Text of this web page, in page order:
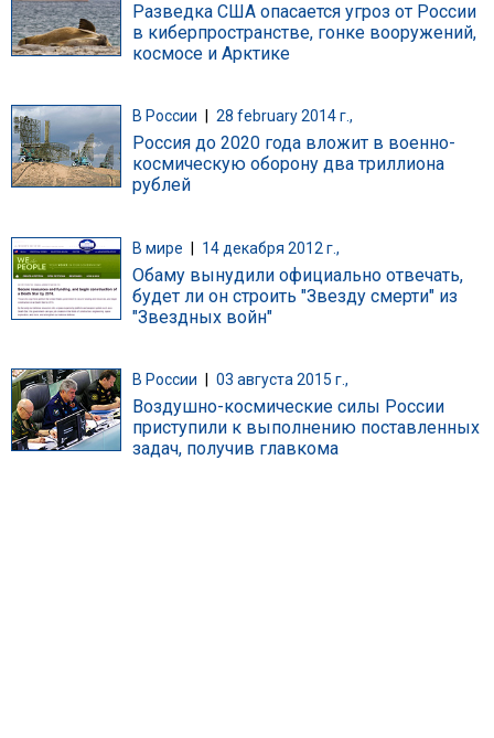
Разведка США опасается угроз от России
в киберпространстве, гонке вооружений,
космосе и Арктике
В России 28 february 2014 г.,
Россия до 2020 года вложит в военно-
космическую оборону два триллиона
рублей
В мире | 14 декабря 2012 г.,
Обаму вынудили официально отвечать,
будет ли он строить "Звезду смерти" из
"Звездных войн"
В России 03 августа 2015 г.,
Воздушно-космические силы России
приступили к выполнению поставленных
задач, получив главкома